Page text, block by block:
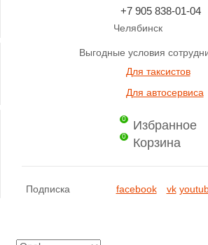
+7 905 838-01-04
Челябинск
Выгодные условия
Для таксистов
Для автосервиса
0 Избранное
0 Корзина
Подписка facebook vk